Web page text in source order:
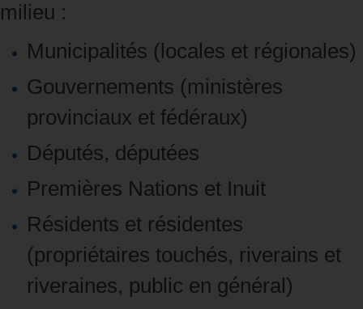
milieu :
Municipalités (locales et régionales)
Gouvernements (ministères
provinciaux et fédéraux)
Députés, députées
Premières Nations et Inuit
Résidents et résidentes
(propriétaires touchés, riverains et
riveraines, public en général)